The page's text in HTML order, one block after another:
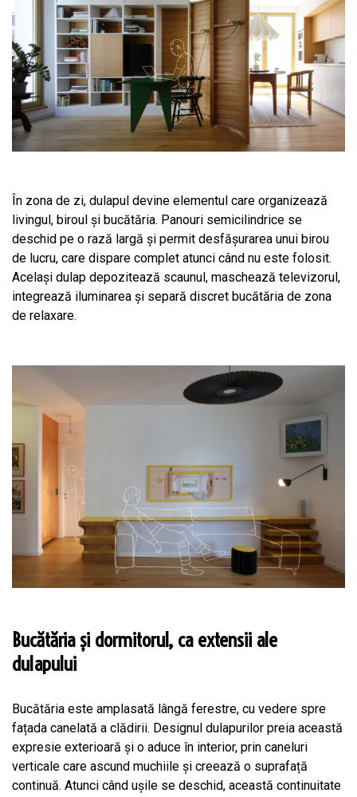
În zona de zi, dulapul devine elementul care organizează
livingul, biroul și bucătăria. Panouri semicilindrice se
deschid pe o rază largă și permit desfășurarea unui birou
de lucru, care dispare complet atunci când nu este folosit.
Același dulap depozitează scaunul, maschează televizorul,
integrează iluminarea și separă discret bucătăria de zona
de relaxare.
Bucătăria și dormitorul, ca extensii ale
dulapului
Bucătăria este amplasată lângă ferestre, cu vedere spre
fațada canelată a clădirii. Designul dulapurilor preia această
expresie exterioară și o aduce în interior, prin caneluri
verticale care ascund muchiile și creează o suprafață
continuă. Atunci când ușile se deschid, această continuitate